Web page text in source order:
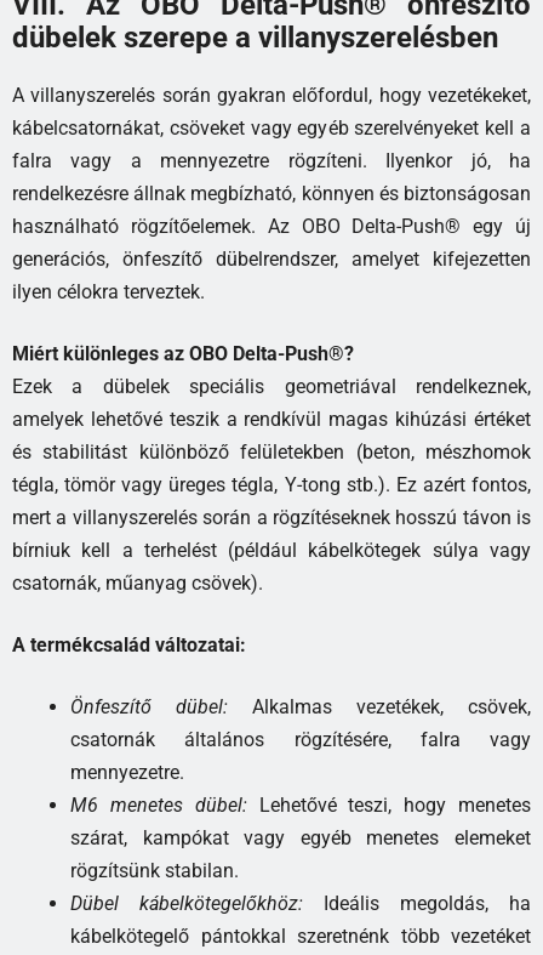
dübelek szerepe a villanyszerelésben
A villanyszerelés során gyakran előfordul, hogy vezetékeket,
kábelcsatornákat, csöveket vagy egyéb szerelvényeket kell a
falra vagy a mennyezetre rögzíteni. Ilyenkor jó, ha
rendelkezésre állnak megbízható, könnyen és biztonságosan
használható rögzítőelemek. Az OBO Delta-Push® egy új
generációs, önfeszítő dübelrendszer, amelyet kifejezetten
ilyen célokra terveztek.
Miért különleges az OBO Delta-Push®?
Ezek a dübelek speciális geometriával rendelkeznek,
amelyek lehetővé teszik a rendkívül magas kihúzási értéket
és stabilitást különböző felületekben (beton, mészhomok
tégla, tömör vagy üreges tégla, Y-tong stb.). Ez azért fontos,
mert a villanyszerelés során a rögzítéseknek hosszú távon is
bírniuk kell a terhelést (például kábelkötegek súlya vagy
csatornák, műanyag csövek).
A termékcsalád változatai:
Önfeszítő dübel: Alkalmas vezetékek, csövek,
csatornák általános rögzítésére, falra vagy
mennyezetre.
M6 menetes dübel:Lehetővé teszi, hogy menetes
szárat, kampókat vagy egyéb menetes elemeket
rögzítsünk stabilan.
Dübel kábelkötegelőkhöz: Ideális megoldás, ha
kábelkötegelő pántokkal szeretnénk több vezetéket